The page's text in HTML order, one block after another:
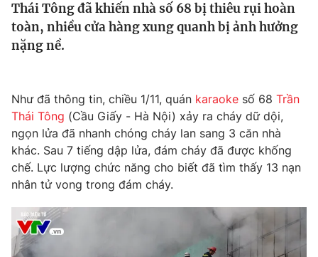
Tin tức
Thế giới đó đây
Kinh tế
Góc doanh nghiệp
Truyền hình
Phim VTV
Hậu trường
Khán giả
Giải trí
Điện ảnh
Âm nhạc
Sao
Đời sống
Du lịch
Làm đẹp
Giáo dục
Thái Tông đã khiến nhà số 68 bị thiêu rụi hoàn
toàn, nhiều cửa hàng xung quanh bị ảnh hưởng
nặng nề.
Như đã thông tin, chiều 1/11, quán karaoke số 68 Trần
Thái Tông (Cầu Giấy - Hà Nội) xảy ra cháy dữ dội,
ngọn lửa đã nhanh chóng cháy lan sang 3 căn nhà
khác. Sau 7 tiếng dập lửa, đám cháy đã được khống
chế. Lực lượng chức năng cho biết đã tìm thấy 13 nạn
nhân tử vong trong đám cháy.